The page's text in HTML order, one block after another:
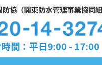
協（関東防水管理事業協同組
間：平日9:00 - 17:00